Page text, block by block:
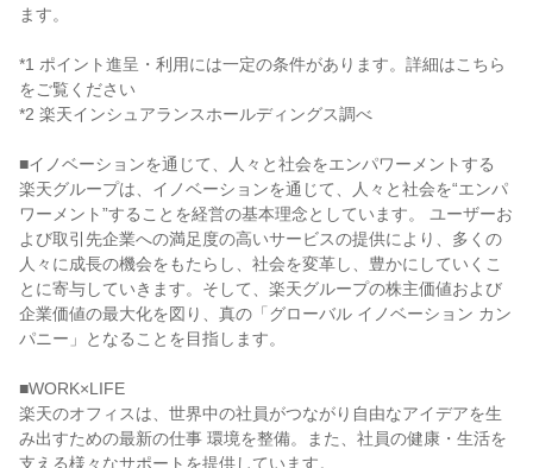
ます。
*1 ポイント進呈・利用には一定の条件があります。詳細はこちら
をご覧ください
*2 楽天インシュアランスホールディングス調べ
■イノベーションを通じて、人々と社会をエンパワーメントする
楽天グループは、イノベーションを通じて、人々と社会を“エンパ
ワーメント”することを経営の基本理念としています。 ユーザーお
よび取引先企業への満足度の高いサービスの提供により、多くの
人々に成長の機会をもたらし、社会を変革し、豊かにしていくこ
とに寄与していきます。そして、楽天グループの株主価値および
企業価値の最大化を図り、真の「グローバル イノベーション カン
パニー」となることを目指します。
■WORK×LIFE
楽天のオフィスは、世界中の社員がつながり自由なアイデアを生
み出すための最新の仕事 環境を整備。また、社員の健康・生活を
支える様々なサポートを提供しています。